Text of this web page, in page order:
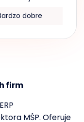
dobre
firm
MŚP. Oferuje